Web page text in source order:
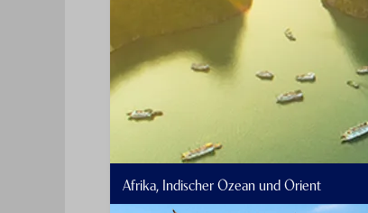
Afrika, Indischer Ozean und Orient